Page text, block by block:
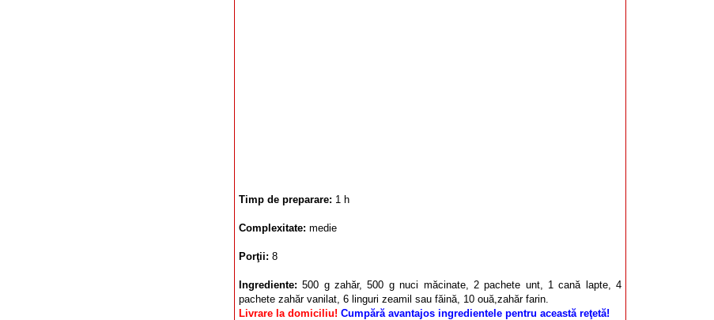
Timp de preparare: 1 h
Complexitate: medie
Porţii: 8
Ingrediente:500 g zahăr, 500 g nuci măcinate, 2 pachete unt, 1 cană lapte, 4
pachete zahăr vanilat, 6 linguri zeamil sau făină, 10 ouă,zahăr farin.
Livrare la domiciliu! Cumpără avantajos ingredientele pentru această reţetă!